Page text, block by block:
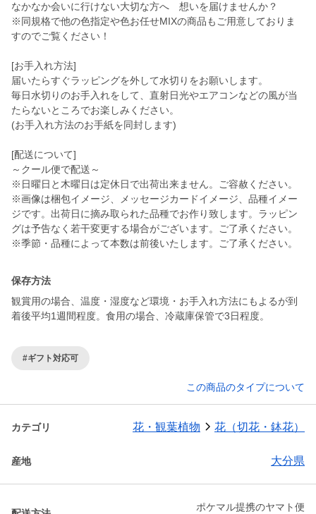
なかなか会いに行けない大切な方へ 想いを届けませんか？
※同規格で他の色指定や色お任せMIXの商品もご用意しておりま
すのでご覧ください！
[お手入れ方法]
届いたらすぐラッピングを外して水切りをお願いします。
毎日水切りのお手入れをして、直射日光やエアコンなどの風が当
たらないところでお楽しみください。
(お手入れ方法のお手紙を同封します)
[配送について]
～クール便で配送～
※日曜日と木曜日は定休日で出荷出来ません。ご容赦ください。
※画像は梱包イメージ、メッセージカードイメージ、品種イメー
ジです。出荷日に摘み取られた品種でお作り致します。ラッピン
グは予告なく若干変更する場合がございます。ご了承ください。
※季節・品種によって本数は前後いたします。ご了承ください。
保存方法
観賞用の場合、温度・湿度など環境・お手入れ方法にもよるが到
着後平均1週間程度。食用の場合、冷蔵庫保管で3日程度。
#ギフト対応可
この商品のタイプについて
カテゴリ 花・観葉植物 花（切花・鉢花）
産地 大分県
ポケマル提携のヤマト便